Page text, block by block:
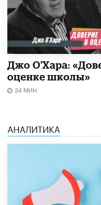
Джо О'Хара:
оценке школы»
34 МИН.
АНАЛИТИКА